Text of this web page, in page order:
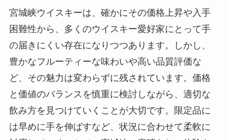
宮城峡ウイスキーは、確かにその価格上昇や入手
困難性から、多くのウイスキー愛好家にとって手
の届きにくい存在になりつつあります。しかし、
豊かなフルーティーな味わいや高い品質評価な
ど、その魅力は変わらずに残されています。価格
と価値のバランスを慎重に検討しながら、適切な
飲み方を見つけていくことが大切です。限定品に
は早めに手を伸ばすなど、状況に合わせて柔軟に